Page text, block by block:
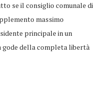
se il consiglio comunale di
massimo
principale in un
della completa libertà